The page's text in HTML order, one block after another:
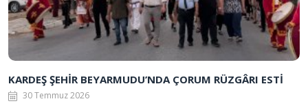
KARDEŞ ŞEHİR BEYARMUDU’NDA ÇORUM RÜZGÂRI ESTİ
30 Temmuz 2026